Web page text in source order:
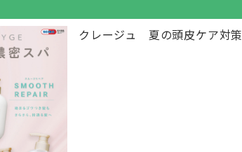
クレージュ 夏の頭皮ケア対策